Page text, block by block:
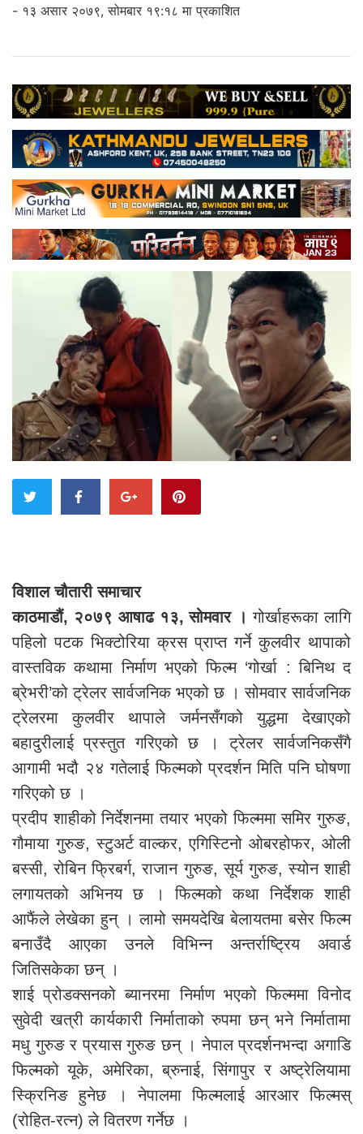
- १३ असार २०७९, सोमबार १९:१८ मा प्रकाशित
विशाल चौतारी समाचार
काठमाडौं, २०७९ आषाढ १३, सोमवार । गोर्खाहरूका लागि
पहिलो पटक भिक्टोरिया क्रस प्राप्त गर्ने कुलवीर थापाको
वास्तविक कथामा निर्माण भएको फिल्म ‘गोर्खा : बिनिथ द
ब्रेभरी’को ट्रेलर सार्वजनिक भएको छ । सोमवार सार्वजनिक
ट्रेलरमा कुलवीर थापाले जर्मनसँगको युद्धमा देखाएको
बहादुरीलाई प्रस्तुत गरिएको छ । ट्रेलर सार्वजनिकसँगै
आगामी भदौ २४ गतेलाई फिल्मको प्रदर्शन मिति पनि घोषणा
गरिएको छ ।
प्रदीप शाहीको निर्देशनमा तयार भएको फिल्ममा समिर गुरुङ,
गौमाया गुरुङ, स्टुअर्ट वाल्कर, एगिस्टिनो ओबरहोफर, ओली
बस्सी, रोबिन फ्रिबर्ग, राजान गुरुङ, सूर्य गुरुङ, स्योन शाही
लगायतको अभिनय छ । फिल्मको कथा निर्देशक शाही
आफैंले लेखेका हुन् । लामो समयदेखि बेलायतमा बसेर फिल्म
बनाउँदै आएका उनले विभिन्न अन्तर्राष्ट्रिय अवार्ड
जितिसकेका छन् ।
शाई प्रोडक्सनको ब्यानरमा निर्माण भएको फिल्ममा विनोद
सुवेदी खत्री कार्यकारी निर्माताको रुपमा छन् भने निर्मातामा
मधु गुरुङ र प्रयास गुरुङ छन् । नेपाल प्रदर्शनभन्दा अगाडि
फिल्मको यूके, अमेरिका, ब्रुनाई, सिंगापुर र अष्ट्रेलियामा
स्क्रिनिङ हुनेछ । नेपालमा फिल्मलाई आरआर फिल्मस्
(रोहित-रत्न) ले वितरण गर्नेछ ।